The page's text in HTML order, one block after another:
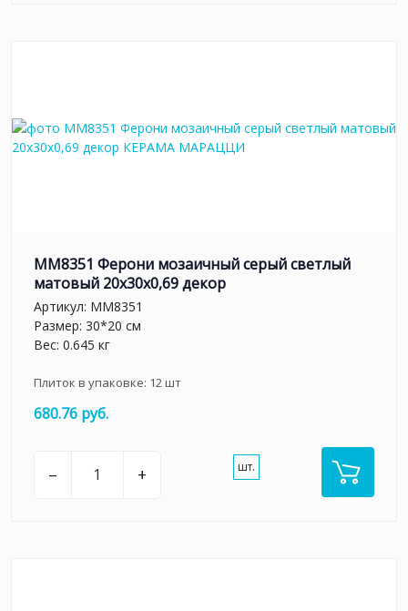
MM8351 Ферони мозаичный серый светлый
матовый 20x30x0,69 декор
Артикул: MM8351
Размер: 30*20 см
Вес: 0.645 кг
Плиток в упаковке: 12шт
680.76 руб.
– + шт.